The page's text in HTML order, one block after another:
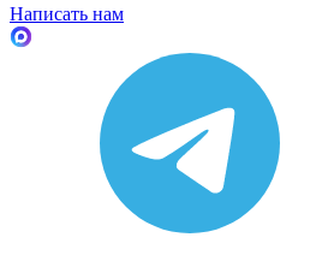
Написать нам